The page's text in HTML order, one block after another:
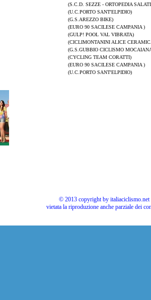
(S.C.D. SEZZE - ORTOPEDIA
(U.C.PORTO SANT'ELPIDIO)
(G.S.AREZZO BIKE)
(EURO 90 SACILESE CAMPANIA )
(GULP! POOL VAL VIBRATA)
(CICLIMONTANINI ALICE
(G.S.GUBBIO CICLISMO
(CYCLING TEAM CORATTI)
(EURO 90 SACILESE CAMPANIA )
(U.C.PORTO SANT'ELPIDIO)
© 2013 copyright by
vietata la riproduzione anche parziale dei